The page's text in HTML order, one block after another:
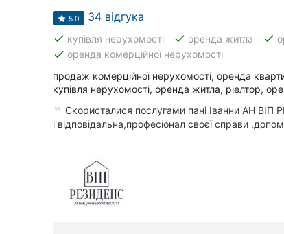
5.0 34 відгука
done купівля нерухомості done оренда житла done
done оренда комерційної нерухомості
продаж комерційної нерухомості, оренда
купівля нерухомості, оренда житла, ріелтор,
Скористалися послугами пані Іванни АН
і відповідальна,професіонал своєї справи